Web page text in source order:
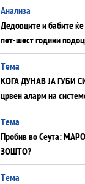
Анализа
Дедовците и бабите
пет-шест години
што НЕМААТ ВНУЦИ
ЗАМЕНАТ
Tема
КОГА ДУНАВ ЈА ГУБИ
црвен аларм на
плоча од јужна
Црното Море...
Tема
Пробив во Сеута:
ЗОШТО?
Tема